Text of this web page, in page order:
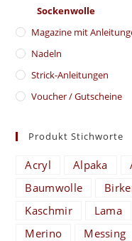
Sockenwolle
Magazine mit
Nadeln
Strick-Anleitungen
Voucher / Gutscheine
Produkt Stichworte
Acryl Alpaka
Baumwolle
Kaschmir
Lama
Merino
Messing